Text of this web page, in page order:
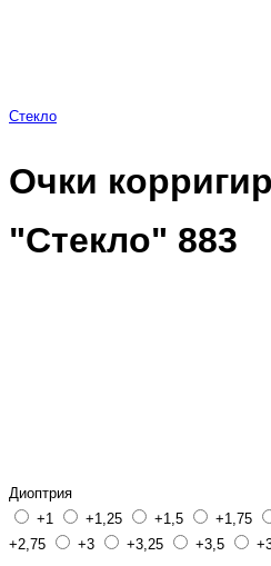
Стекло
Очки
"Стекло" 883
Диоптрия
+1
+1,25 +1,5 +1,75
+2,75
+3 +3,25 +3,5